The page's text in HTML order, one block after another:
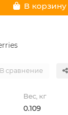
В корзину
В сравнение
Вес, кг
0.109